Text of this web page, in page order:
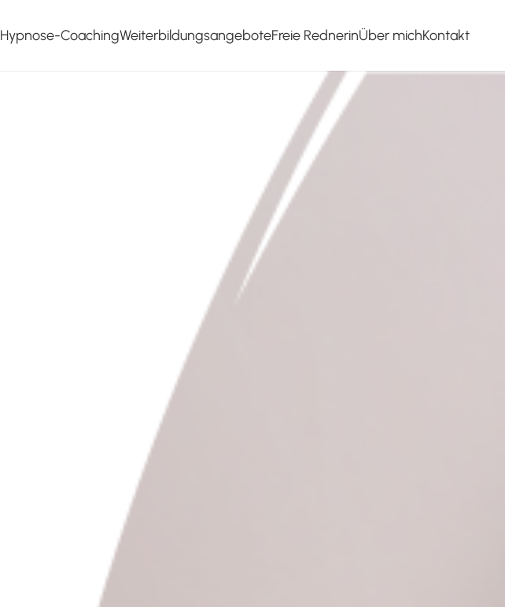
Hypnose-CoachingWeiterbildungsangeboteFreie RednerinÜber michKontakt